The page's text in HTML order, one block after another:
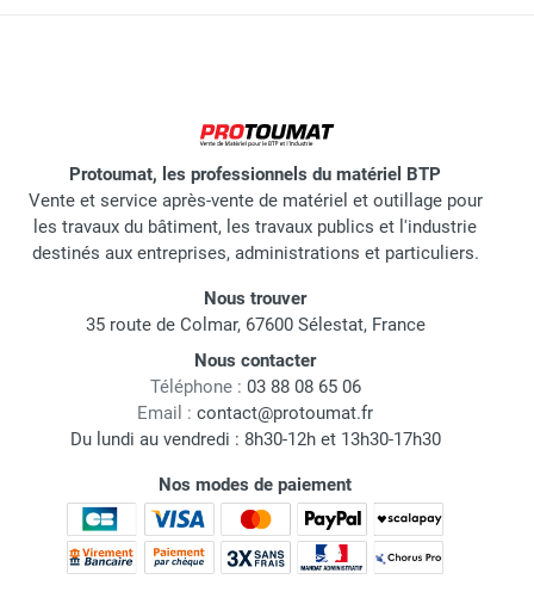
Protoumat, les professionnels du matériel BTP
Vente et service après-vente de matériel et outillage pour
les travaux du bâtiment, les travaux publics et l'industrie
destinés aux entreprises, administrations et particuliers.
Nous trouver
35 route de Colmar, 67600 Sélestat, France
Nous contacter
Téléphone : 03 88 08 65 06
Email : contact@protoumat.fr
Du lundi au vendredi : 8h30-12h et 13h30-17h30
Nos modes de paiement